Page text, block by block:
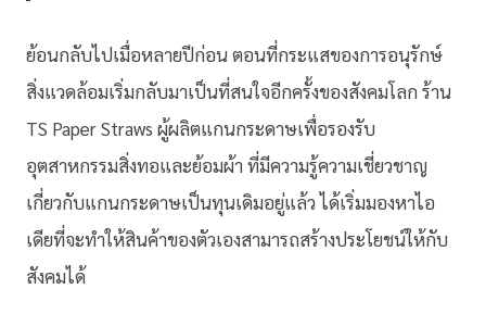
ย้อนกลับไปเมื่อหลายปีก่อน ตอนที่กระแสของการอนุรักษ์
สิ่งแวดล้อมเริ่มกลับมาเป็นที่สนใจอีกครั้งของสังคมโลก ร้าน
TS Paper Straws ผู้ผลิตแกนกระดาษเพื่อรองรับ
อุตสาหกรรมสิ่งทอและย้อมผ้า ที่มีความรู้ความเชี่ยวชาญ
เกี่ยวกับแกนกระดาษเป็นทุนเดิมอยู่แล้ว ได้เริ่มมองหาไอ
เดียที่จะทำให้สินค้าของตัวเองสามารถสร้างประโยชน์ให้กับ
สังคมได้